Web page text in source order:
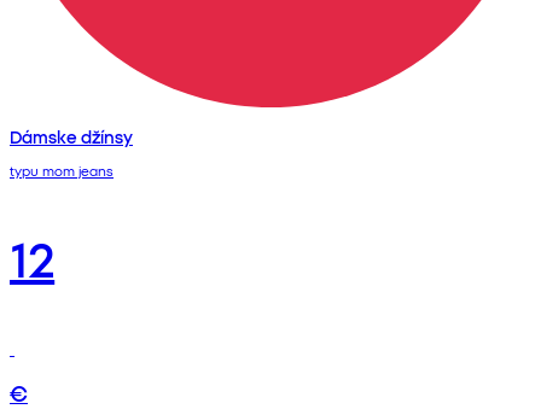
Dámske džínsy
typu mom jeans
12
€